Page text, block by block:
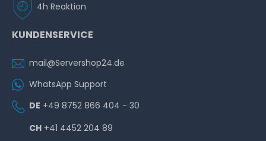
4h Reaktion
KUNDENSERVICE
mail@Servershop24.de
WhatsApp Support
DE +49 8752 866 404 - 30
CH +41 4452 204 89